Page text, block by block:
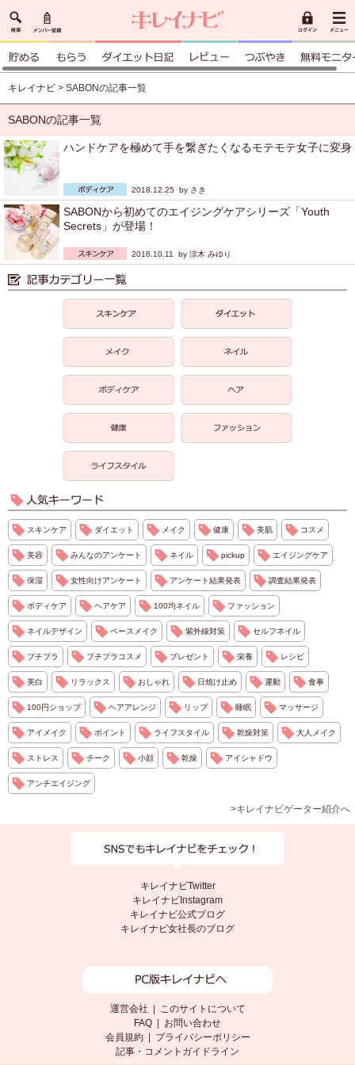
キレイナビ > SABONの記事一覧
SABONの記事一覧
ハンドケアを極めて手を繋ぎたくなるモテモテ女子に変身
2018.12.25 by さき
SABONから初めてのエイジングケアシリーズ「Youth
Secrets」が登場！
2016.10.11 by 涼木 みゆり
スキンケア ダイエット メイク 健康 美肌 コスメ
美容 みんなのアンケート ネイル pickup エイジングケア
保湿 女性向けアンケート アンケート結果発表 調査結果発表
ボディケア ヘアケア 100均ネイル ファッション
ネイルデザイン ベースメイク 紫外線対策 セルフネイル
プチプラ プチプラコスメ プレゼント 栄養 レシピ
美白 リラックス おしゃれ 日焼け止め 運動 食事
100円ショップ ヘアアレンジ リップ 睡眠 マッサージ
アイメイク ポイント ライフスタイル 乾燥対策 大人メイク
ストレス チーク 小顔 乾燥 アイシャドウ
アンチエイジング
>キレイナビゲーター紹介へ
キレイナビTwitter
キレイナビInstagram
キレイナビ公式ブログ
キレイナビ女社長のブログ
運営会社
このサイトについて
FAQ
お問い合わせ
会員規約|
プライバシーポリシー
記事・コメントガイドライン